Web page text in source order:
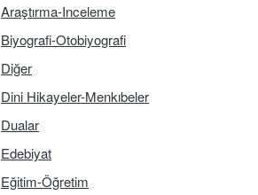
Araştırma-Inceleme
Biyografi-Otobiyografi
Diğer
Dini Hikayeler-Menkıbeler
Dualar
Edebiyat
Eğitim-Öğretim